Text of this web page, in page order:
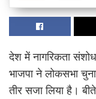
देश में नागरिकता
भाजपा ने लोकसभा
तीर सजा लिया है।